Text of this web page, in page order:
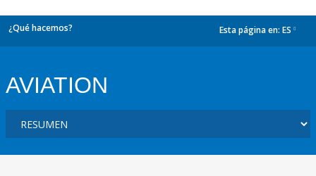
¿Qué hacemos? Esta página en: ES
AVIATION